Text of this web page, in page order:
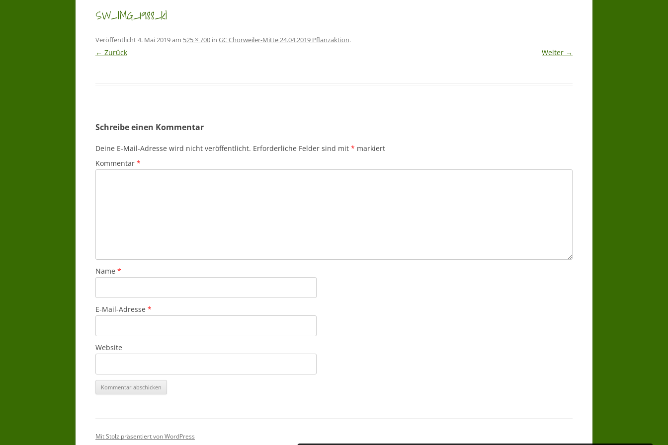
SW_IMG_1988_kl
Veröffentlicht4. Mai 2019am 525 × 700 in GC Chorweiler-Mitte 24.04.2019 Pflanzaktion.
← Zurück Weiter →
Schreibe einen Kommentar
Deine E-Mail-Adresse wird nicht veröffentlicht. Erforderliche Felder sind mit * markiert
Kommentar *
Name *
E-Mail-Adresse *
Website
Mit Stolz präsentiert von WordPress